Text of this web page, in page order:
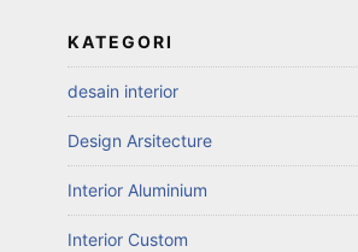
KATEGORI
desain interior
Design Arsitecture
Interior Aluminium
Interior Custom